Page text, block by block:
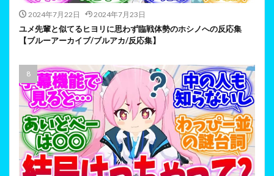
2024年7月22日 2024年7月23日
ユメ先輩と似てるヒヨリに思わず臨戦体勢のホシノへの反応集
【ブルーアーカイブ/ブルアカ/反応集】